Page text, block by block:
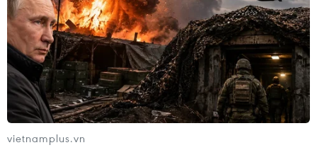
đồng bào dân tộc Mường
09/02/2023 08:08
Mo Mường - di sản văn hóa quý của đồng bào dân tộc
Mường, loại hình nghi lễ gắn liền với các nghi thức tín
ngưỡng do thầy mo thực hiện - được ghi danh Di sản
Văn hóa Phi vật thể Quốc gia.
vietnamplus.vn